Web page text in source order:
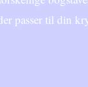
passer til din